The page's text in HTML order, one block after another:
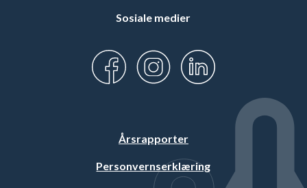
Sosiale medier
Årsrapporter
Personvernserklæring